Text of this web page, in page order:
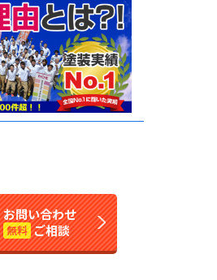
お問い合わせ
無料 ご相談